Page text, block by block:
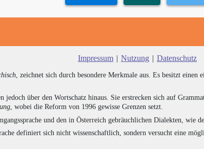
Impressum | Nutzung | Datenschutz
, zeichnet sich durch besondere Merkmale aus. Es besitzt einen
jedoch über den Wortschatz hinaus. Sie erstrecken sich auf
, wobei die Reform von 1996 gewisse Grenzen setzt.
und den in Österreich gebräuchlichen Dialekten, wie
definiert sich nicht wissenschaftlich, sondern versucht eine